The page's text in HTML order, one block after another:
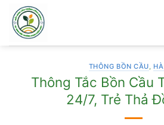
qua
dung
THÔNG BỒN CẦU,
Thông Tắc Bồn Cầu
24/7, Trẻ Thả